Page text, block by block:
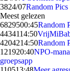
3824/07Random
Meest gelezen
6829500:45Random
4434114:50
4204214:50Random
121920:40NPO-
groepsapp